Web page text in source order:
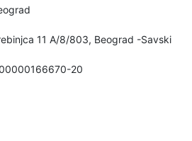
11 A/8/803, Beograd -Savski
20